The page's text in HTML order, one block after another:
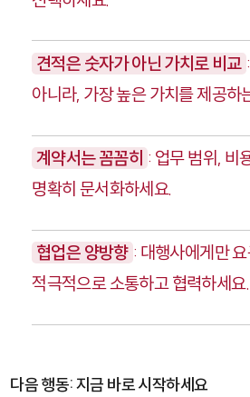
견적은 숫자가 아닌 가치로 비교
아니라, 가장 높은 가치를 제공하
계약서는 꼼꼼히 : 업무 범위, 비
명확히 문서화하세요.
협업은 양방향 : 대행사에게만
적극적으로 소통하고 협력하세요.
다음 행동: 지금 바로 시작하세요